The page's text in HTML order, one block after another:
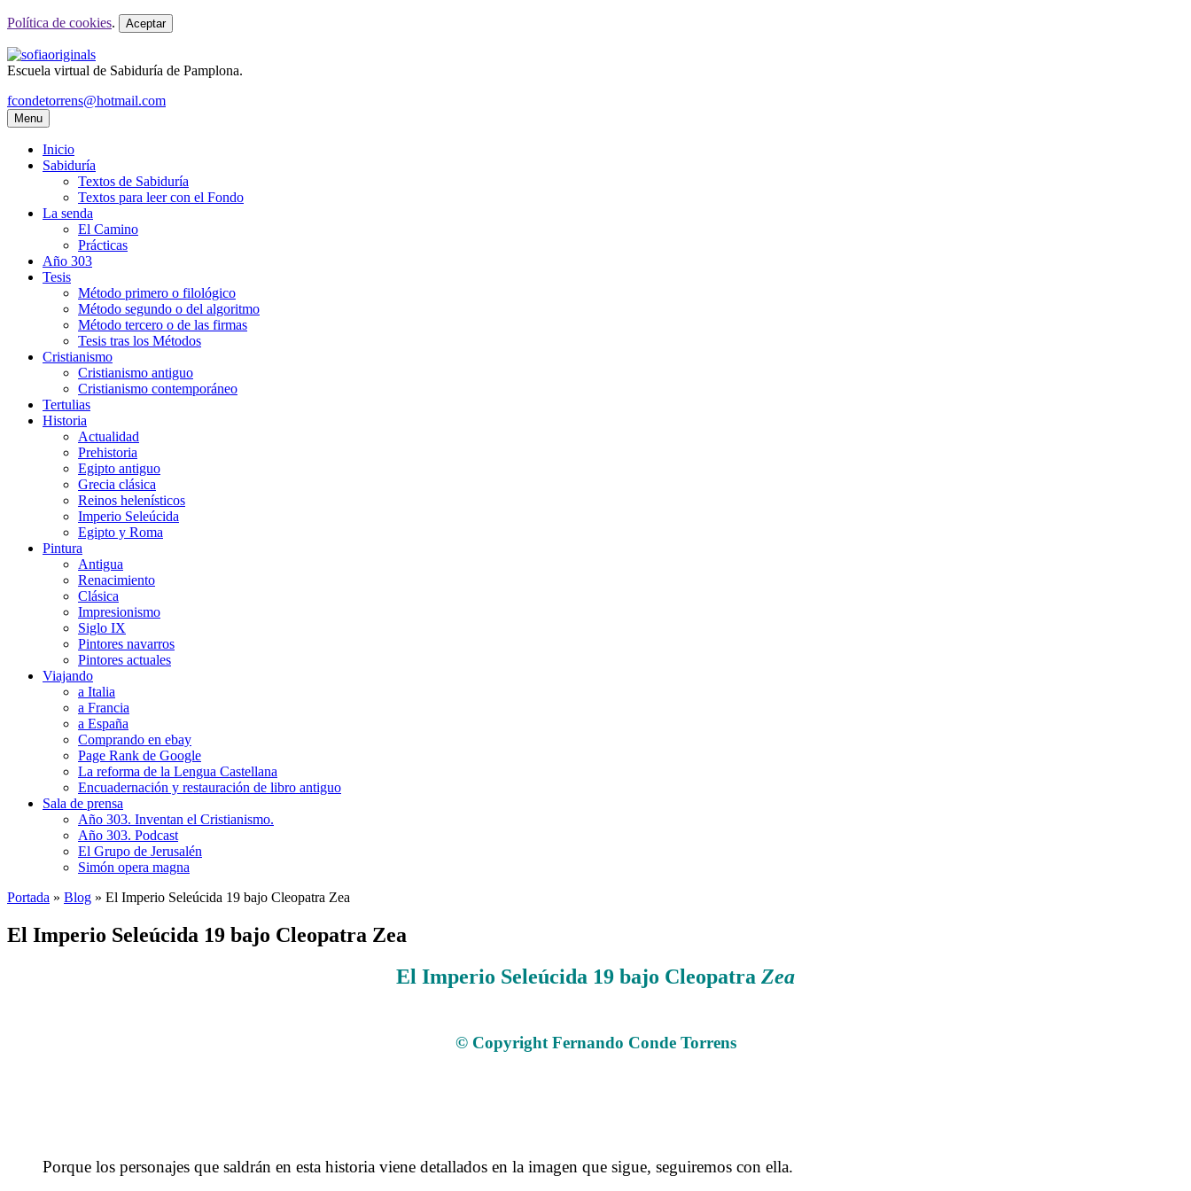
Política de cookies. Aceptar
Escuela virtual de Sabiduría de Pamplona.
fcondetorrens@hotmail.com
Menu
Inicio
Sabiduría
Textos de Sabiduría
Textos para leer con el Fondo
La senda
El Camino
Prácticas
Año 303
Tesis
Método primero o filológico
Método segundo o del algoritmo
Método tercero o de las firmas
Tesis tras los Métodos
Cristianismo
Cristianismo antiguo
Cristianismo contemporáneo
Tertulias
Historia
Actualidad
Prehistoria
Egipto antiguo
Grecia clásica
Reinos helenísticos
Imperio Seleúcida
Egipto y Roma
Pintura
Antigua
Renacimiento
Clásica
Impresionismo
Siglo IX
Pintores navarros
Pintores actuales
Viajando
a Italia
a Francia
a España
Comprando en ebay
Page Rank de Google
La reforma de la Lengua Castellana
Encuadernación y restauración de libro antiguo
Sala de prensa
Año 303. Inventan el Cristianismo.
Año 303. Podcast
El Grupo de Jerusalén
Simón opera magna
Portada » Blog » El Imperio Seleúcida 19 bajo Cleopatra Zea
El Imperio Seleúcida 19 bajo Cleopatra Zea
El Imperio Seleúcida 19 bajo Cleopatra Zea
© Copyright Fernando Conde Torrens
Porque los personajes que saldrán en esta historia viene detallados en la imagen que sigue, seguiremos con ella.